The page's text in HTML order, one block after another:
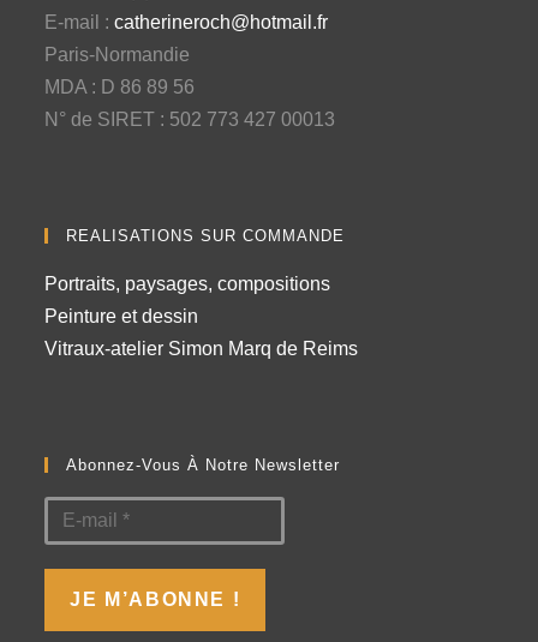
E-mail :catherineroch@hotmail.fr
Paris-Normandie
MDA : D 86 89 56
N° de SIRET : 502 773 427 00013
REALISATIONS SUR COMMANDE
Portraits, paysages, compositions
Peinture et dessin
Vitraux-atelier Simon Marq de Reims
Abonnez-Vous À Notre Newsletter